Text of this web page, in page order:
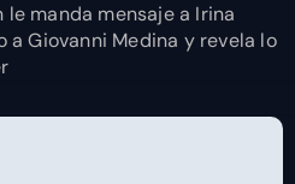
le manda mensaje a Irina
a Giovanni Medina y revela lo